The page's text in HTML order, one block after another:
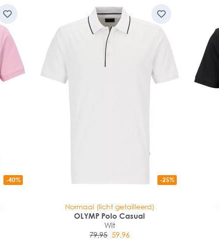
-40% -25%
Normaal (licht getailleerd)
OLYMP Polo Casual
Wit
79,95 59,96